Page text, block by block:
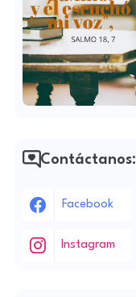
Contáctanos:
Facebook
Instagram